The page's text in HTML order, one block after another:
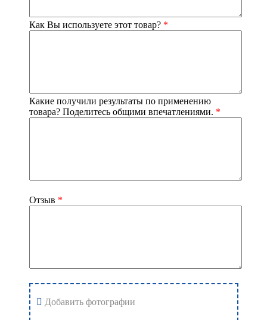
Как Вы используете этот товар? *
Какие получили результаты по применению
товара? Поделитесь общими впечатлениями. *
Отзыв *
Добавить фотографии